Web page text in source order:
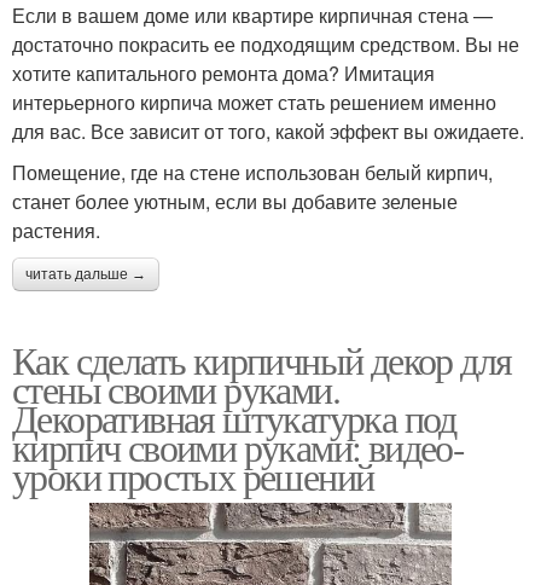
Если в вашем доме или квартире кирпичная стена —
достаточно покрасить ее подходящим средством. Вы не
хотите капитального ремонта дома? Имитация
интерьерного кирпича может стать решением именно
для вас. Все зависит от того, какой эффект вы ожидаете.
Помещение, где на стене использован белый кирпич,
станет более уютным, если вы добавите зеленые
растения.
читать дальше →
Как сделать кирпичный декор для
стены своими руками.
Декоративная штукатурка под
кирпич своими руками: видео-
уроки простых решений